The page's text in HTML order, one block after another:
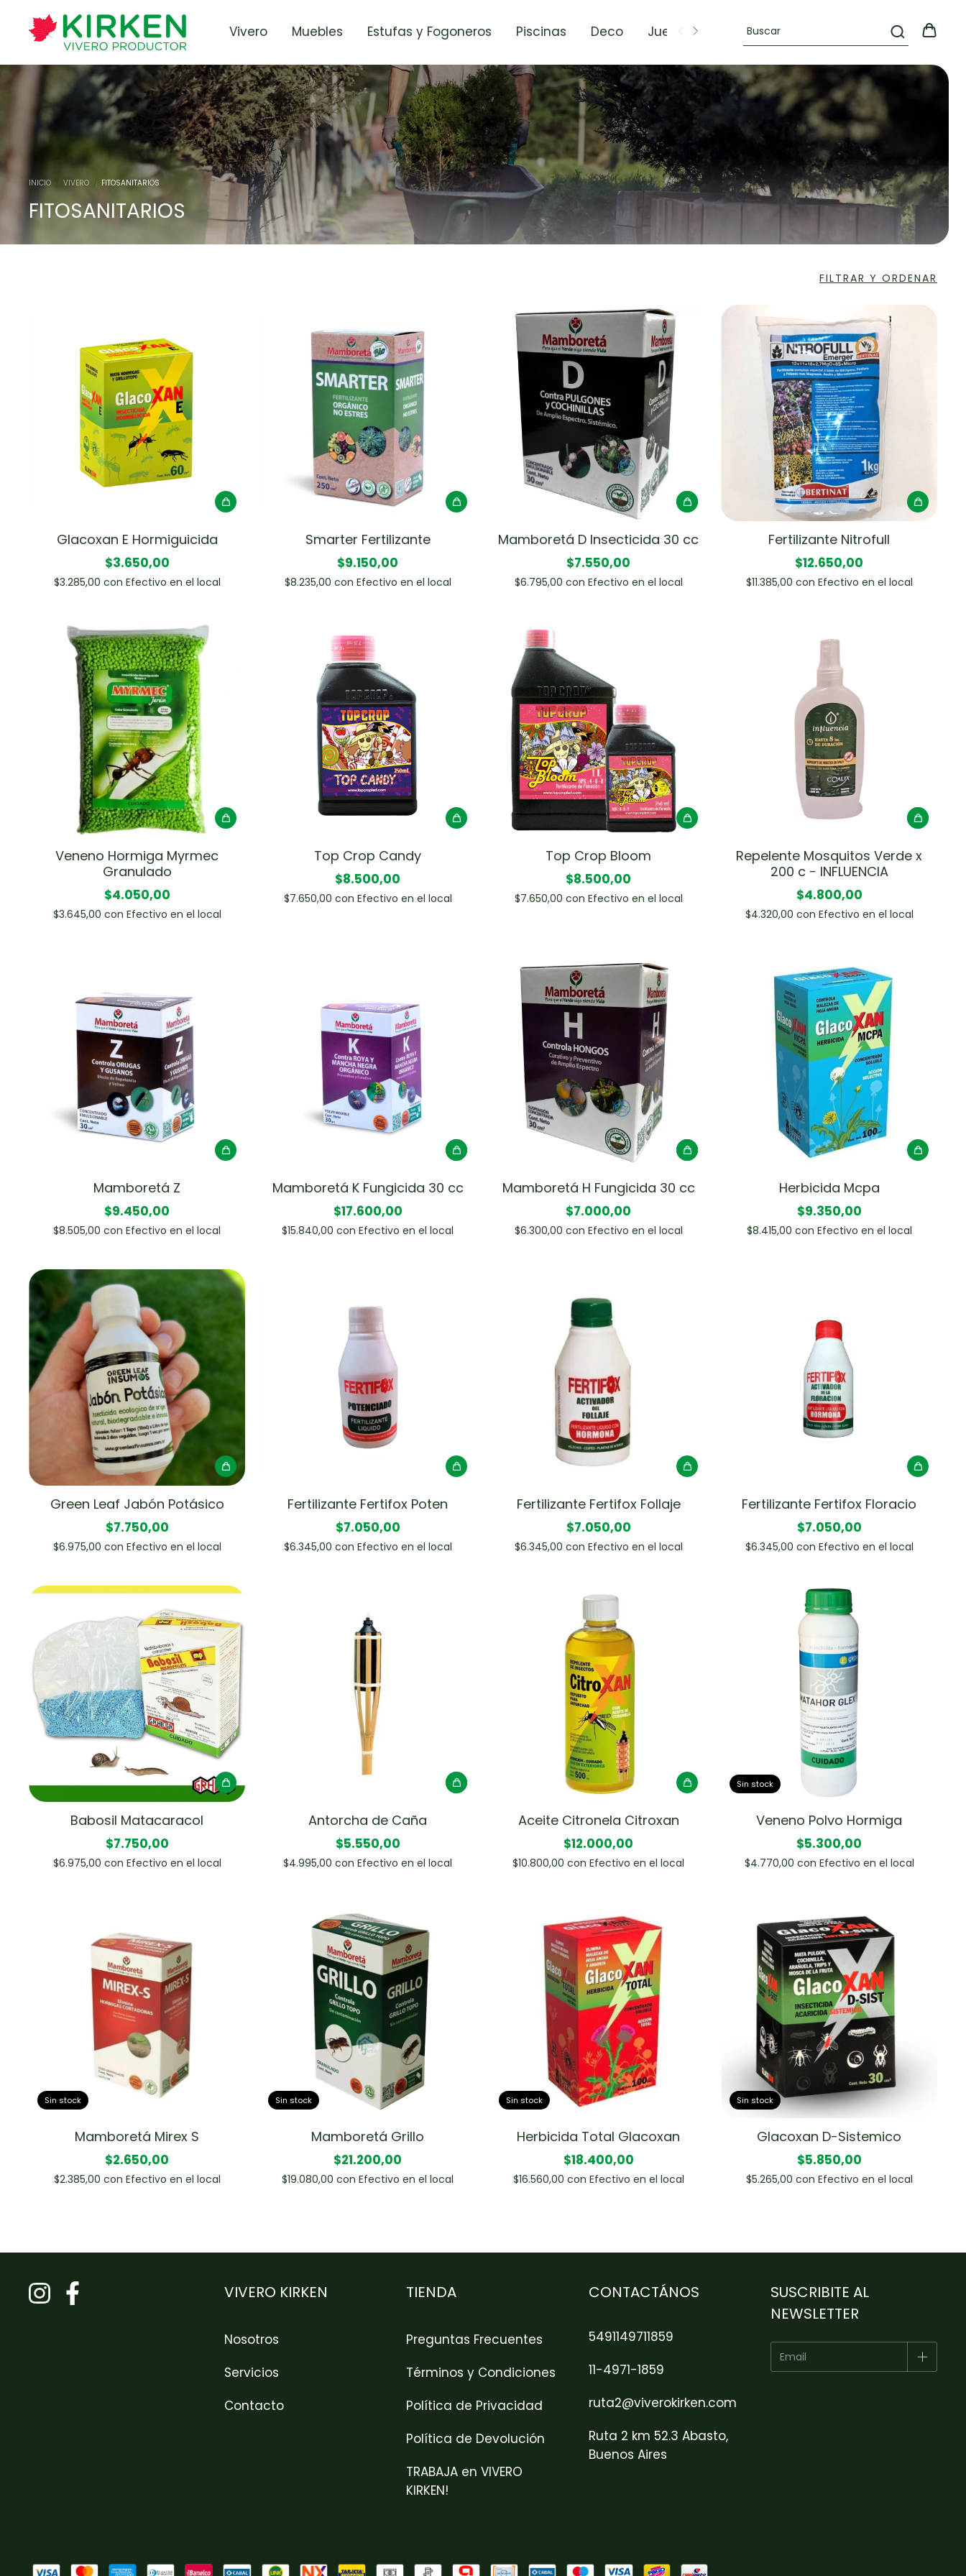
Vivero Muebles Estufas y Fogoneros Piscinas Deco Juegos OFERTAS
INICIO VIVERO / FITOSANITARIOS
FITOSANITARIOS
FILTRAR Y ORDENAR
Glacoxan E Hormiguicida
$3.650,00
$3.285,00 con Efectivo en el local
Smarter Fertilizante
$9.150,00
$8.235,00 con Efectivo en el local
Mamboretá D Insecticida 30 cc
$7.550,00
$6.795,00 con Efectivo en el local
Fertilizante Nitrofull
$12.650,00
$11.385,00 con Efectivo en el local
Veneno Hormiga Myrmec
Granulado
$4.050,00
$3.645,00 con Efectivo en el local
Top Crop Candy
$8.500,00
$7.650,00 con Efectivo en el local
Top Crop Bloom
$8.500,00
$7.650,00 con Efectivo en el local
Repelente Mosquitos Verde x
200 c - INFLUENCIA
$4.800,00
$4.320,00 con Efectivo en el local
Mamboretá Z
$9.450,00
$8.505,00 con Efectivo en el local
Mamboretá K Fungicida 30 cc
$17.600,00
$15.840,00 con Efectivo en el local
Mamboretá H Fungicida 30 cc
$7.000,00
$6.300,00 con Efectivo en el local
Herbicida Mcpa
$9.350,00
$8.415,00 con Efectivo en el local
Green Leaf Jabón Potásico
$7.750,00
$6.975,00 con Efectivo en el local
Fertilizante Fertifox Poten
$7.050,00
$6.345,00 con Efectivo en el local
Fertilizante Fertifox Follaje
$7.050,00
$6.345,00 con Efectivo en el local
Fertilizante Fertifox Floracio
$7.050,00
$6.345,00 con Efectivo en el local
Babosil Matacaracol
$7.750,00
$6.975,00 con Efectivo en el local
Antorcha de Caña
$5.550,00
$4.995,00 con Efectivo en el local
Aceite Citronela Citroxan
$12.000,00
$10.800,00 con Efectivo en el local
Sin stock
Veneno Polvo Hormiga
$5.300,00
$4.770,00 con Efectivo en el local
Sin stock
Mamboretá Mirex S
$2.650,00
$2.385,00 con Efectivo en el local
Sin stock
Mamboretá Grillo
$21.200,00
$19.080,00 con Efectivo en el local
Sin stock
Herbicida Total Glacoxan
$18.400,00
$16.560,00 con Efectivo en el local
Sin stock
Glacoxan D-Sistemico
$5.850,00
$5.265,00 con Efectivo en el local
VIVERO KIRKEN
Nosotros
Servicios
Contacto
TIENDA
Preguntas Frecuentes
Términos y Condiciones
Política de Privacidad
Política de Devolución
TRABAJA en VIVERO
KIRKEN!
CONTACTÁNOS
5491149711859
11-4971-1859
ruta2@viverokirken.com
Ruta 2 km 52.3 Abasto,
Buenos Aires
SUSCRIBITE AL
NEWSLETTER